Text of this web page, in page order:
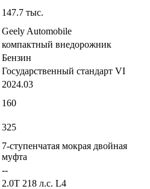
147.7 тыс.
Geely Automobile
компактный внедорожник
Бензин
Государственный стандарт VI
2024.03
160
325
7-ступенчатая мокрая двойная
муфта
--
2.0T 218 л.с. L4